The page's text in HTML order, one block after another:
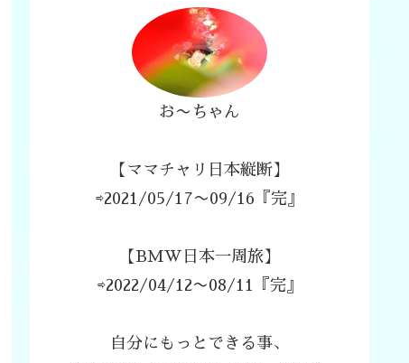
お〜ちゃん
【ママチャリ日本縦断】
⇨2021/05/17〜09/16『完』
【BMW日本一周旅】
⇨2022/04/12〜08/11『完』
自分にもっとできる事、